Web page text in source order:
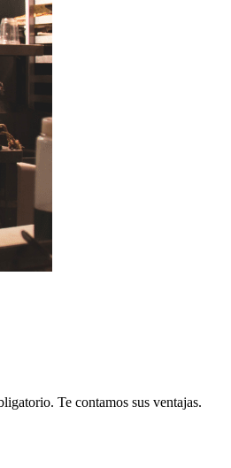
Te contamos sus ventajas.